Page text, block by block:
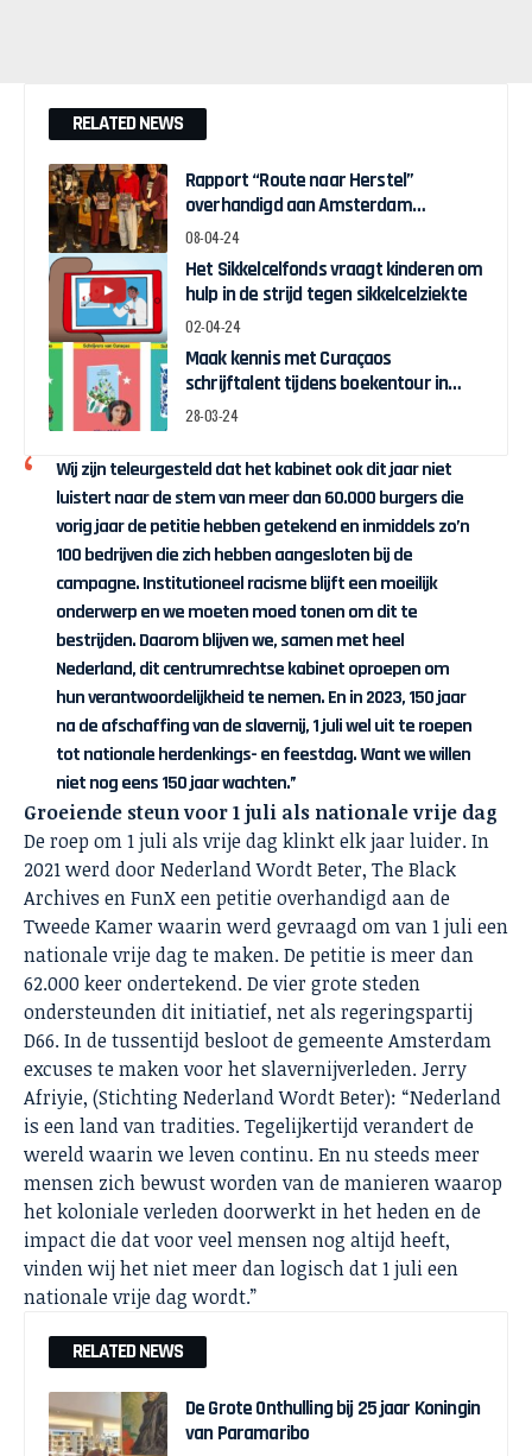
RELATED NEWS
Rapport “Route naar Herstel”
overhandigd aan Amsterdam
Wethouder Touria Meliani
08-04-24
Het Sikkelcelfonds vraagt kinderen om
hulp in de strijd tegen sikkelcelziekte
02-04-24
Maak kennis met Curaçaos
schrijftalent tijdens boekentour in
april
28-03-24
Wij zijn teleurgesteld dat het kabinet ook dit jaar niet
luistert naar de stem van meer dan 60.000 burgers die
vorig jaar de petitie hebben getekend en inmiddels zo’n
100 bedrijven die zich hebben aangesloten bij de
campagne. Institutioneel racisme blijft een moeilijk
onderwerp en we moeten moed tonen om dit te
bestrijden. Daarom blijven we, samen met heel
Nederland, dit centrumrechtse kabinet oproepen om
hun verantwoordelijkheid te nemen. En in 2023, 150 jaar
na de afschaffing van de slavernij, 1 juli wel uit te roepen
tot nationale herdenkings- en feestdag. Want we willen
niet nog eens 150 jaar wachten.”
Groeiende steun voor 1 juli als nationale vrije dag
De roep om 1 juli als vrije dag klinkt elk jaar luider. In
2021 werd door Nederland Wordt Beter, The Black
Archives en FunX een petitie overhandigd aan de
Tweede Kamer waarin werd gevraagd om van 1 juli een
nationale vrije dag te maken. De petitie is meer dan
62.000 keer ondertekend. De vier grote steden
ondersteunden dit initiatief, net als regeringspartij
D66. In de tussentijd besloot de gemeente Amsterdam
excuses te maken voor het slavernijverleden. Jerry
Afriyie, (Stichting Nederland Wordt Beter): “Nederland
is een land van tradities. Tegelijkertijd verandert de
wereld waarin we leven continu. En nu steeds meer
mensen zich bewust worden van de manieren waarop
het koloniale verleden doorwerkt in het heden en de
impact die dat voor veel mensen nog altijd heeft,
vinden wij het niet meer dan logisch dat 1 juli een
nationale vrije dag wordt.”
RELATED NEWS
De Grote Onthulling bij 25 jaar Koningin
van Paramaribo